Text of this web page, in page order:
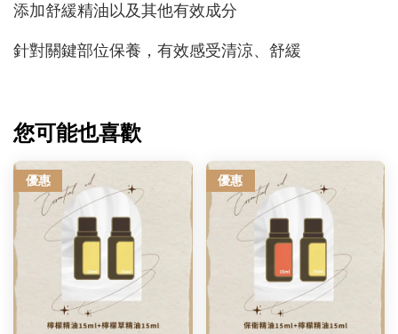
添加舒緩精油以及其他有效成分
針對關鍵部位保養，有效感受清涼、舒緩
您可能也喜歡
優惠 優惠